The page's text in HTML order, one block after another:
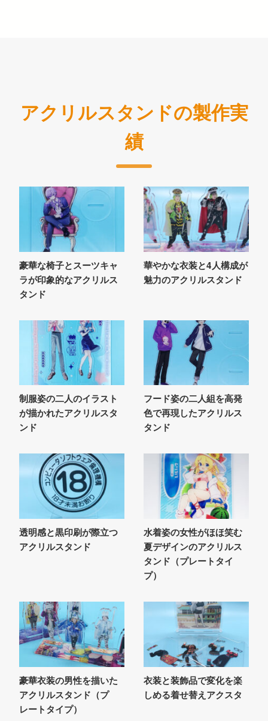
アクリルスタンドの製作実
績
豪華な椅子とスーツキャ
ラが印象的なアクリルス
タンド
華やかな衣装と4人構成が
魅力のアクリルスタンド
制服姿の二人のイラスト
が描かれたアクリルスタ
ンド
フード姿の二人組を高発
色で再現したアクリルス
タンド
透明感と黒印刷が際立つ
アクリルスタンド
水着姿の女性がほほ笑む
夏デザインのアクリルス
タンド（プレートタイ
プ）
豪華衣装の男性を描いた
アクリルスタンド（プ
レートタイプ）
衣装と装飾品で変化を楽
しめる着せ替えアクスタ